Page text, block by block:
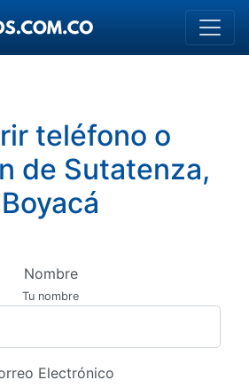
teléfono o
de Sutatenza,
Boyacá
Nombre
Tu nombre
Electrónico